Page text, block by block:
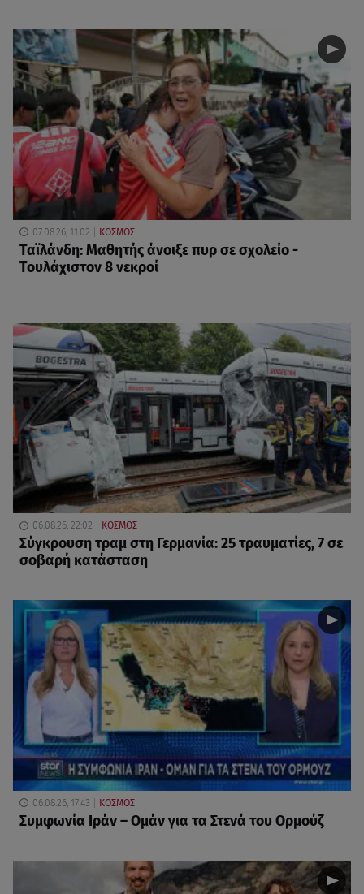
07.08.26, 11:02 ΚΟΣΜΟΣ
Ταϊλάνδη: Μαθητής άνοιξε πυρ σε σχολείο -
Τουλάχιστον 8 νεκροί
06.08.26, 22:02 ΚΟΣΜΟΣ
Σύγκρουση τραμ στη Γερμανία: 25 τραυματίες, 7 σε
σοβαρή κατάσταση
06.08.26, 17:43 ΚΟΣΜΟΣ
Συμφωνία Ιράν – Ομάν για τα Στενά του Ορμούζ